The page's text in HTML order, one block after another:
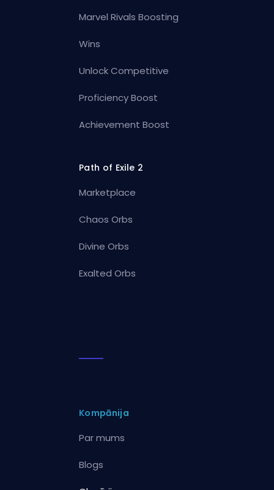
Marvel Rivals Boosting
Wins
Unlock Competitive
Proficiency Boost
Achievement Boost
Path of Exile 2
Marketplace
Chaos Orbs
Divine Orbs
Exalted Orbs
Kompānija
Par mums
Blogs